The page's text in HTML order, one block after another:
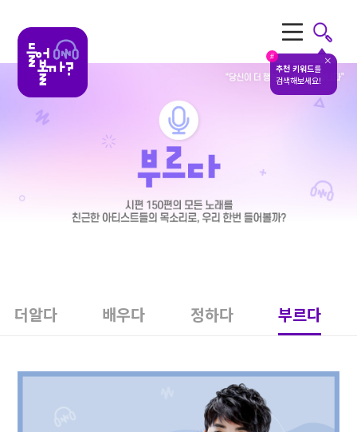
#
추천 키워드를
검색해보세요!
더알다 배우다 정하다 부르다